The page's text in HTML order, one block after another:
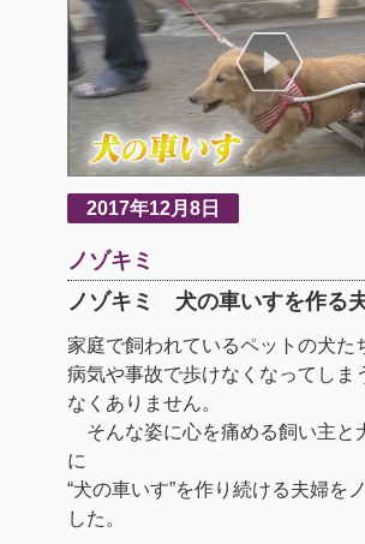
2017年12月8日
ノゾキミ
ノゾキミ 犬の車いすを作る
家庭で飼われているペットの犬た
病気や事故で歩けなくなってしま
なくありません。
そんな姿に心を痛める飼い主と
に
“犬の車いす”を作り続ける夫婦を
した。